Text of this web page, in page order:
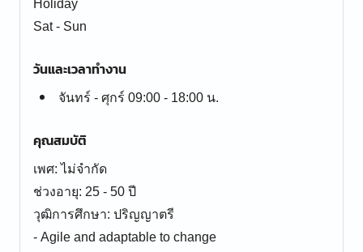
Holiday
Sat - Sun
วันและเวลาทำงาน
จันทร์ - ศุกร์ 09:00 - 18:00 น.
คุณสมบัติ
เพศ: ไม่จำกัด
ช่วงอายุ: 25 - 50 ปี
วุฒิการศึกษา: ปริญญาตรี
- Agile and adaptable to change